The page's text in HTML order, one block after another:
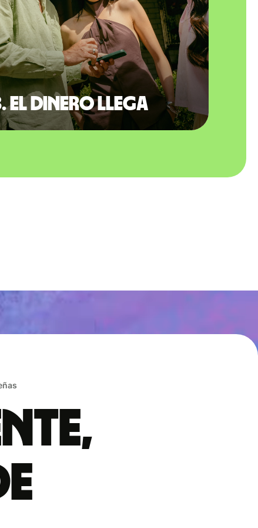
El dinero llega